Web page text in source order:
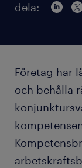
dela:
Företag har
och behålla